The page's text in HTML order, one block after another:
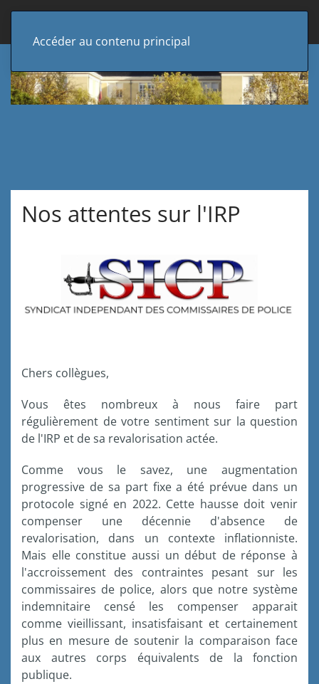
Accéder au contenu principal
Nos attentes sur l'IRP
Chers collègues,
Vous êtes nombreux à nous faire part
régulièrement de votre sentiment sur la question
de l'IRP et de sa revalorisation actée.
Comme vous le savez, une augmentation
progressive de sa part fixe a été prévue dans un
protocole signé en 2022. Cette hausse doit venir
compenser une décennie d'absence de
revalorisation, dans un contexte inflationniste.
Mais elle constitue aussi un début de réponse à
l'accroissement des contraintes pesant sur les
commissaires de police, alors que notre système
indemnitaire censé les compenser apparait
comme vieillissant, insatisfaisant et certainement
plus en mesure de soutenir la comparaison face
aux autres corps équivalents de la fonction
publique.